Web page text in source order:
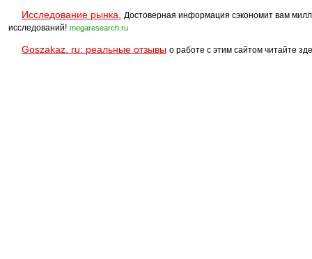
Исследование рынка.
Достоверная информация сэкономит вам
исследований! megaresearch.ru
Goszakaz. ru: реальные отзывы о работе с этим сайтом читайте